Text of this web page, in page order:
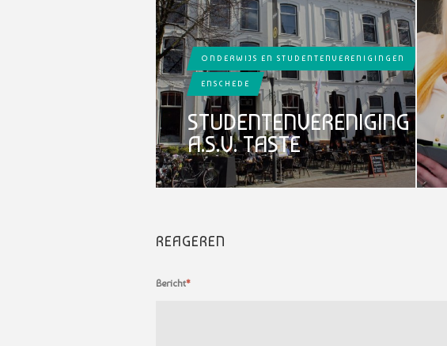
ONDERWIJS EN STUDENTENVERENIGINGEN
ENSCHEDE
STUDENTENVERENIGING
A.S.V. TASTE
REAGEREN
Bericht*